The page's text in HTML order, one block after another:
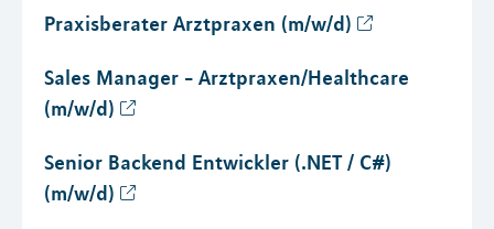
Praxisberater Arztpraxen (m/w/d)
Sales Manager - Arztpraxen/Healthcare
(m/w/d)
Senior Backend Entwickler (.NET / C#)
(m/w/d)